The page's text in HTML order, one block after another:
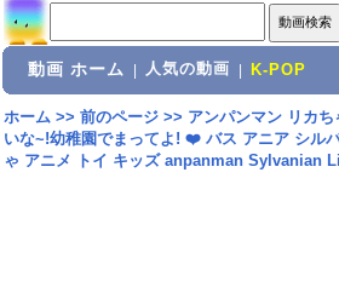
動画 ホーム 人気の動画 K-POP
ホーム>> 前のページ>> アンパンマン リカ
いな~!幼稚園でまってよ! ❤️ バス アニア シル
ゃ アニメ トイ キッズ anpanman Sylvanian